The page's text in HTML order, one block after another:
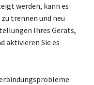
werden, kann es
trennen und neu
Ihres Geräts,
aktivieren Sie es